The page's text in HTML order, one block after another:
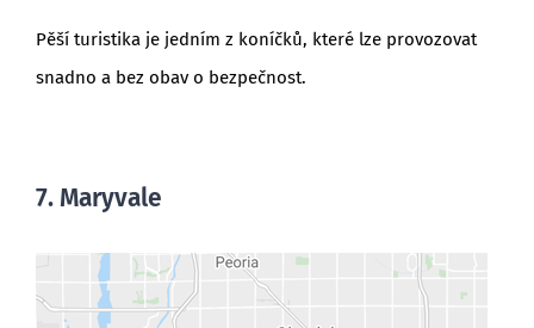
Pěší turistika je jedním z koníčků, které lze provozovat
snadno a bez obav o bezpečnost.
7. Maryvale